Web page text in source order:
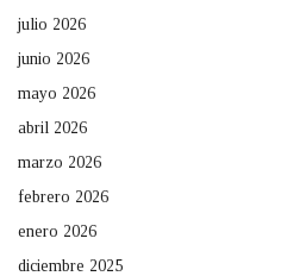
julio 2026
junio 2026
mayo 2026
abril 2026
marzo 2026
febrero 2026
enero 2026
diciembre 2025